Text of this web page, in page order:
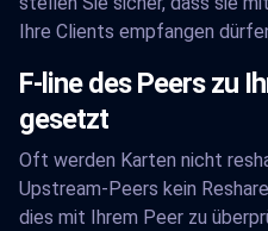
Ihre Clients empfangen
F-line des Peers zu
gesetzt
Oft werden Karten nicht
Upstream-Peers kein
dies mit Ihrem Peer zu